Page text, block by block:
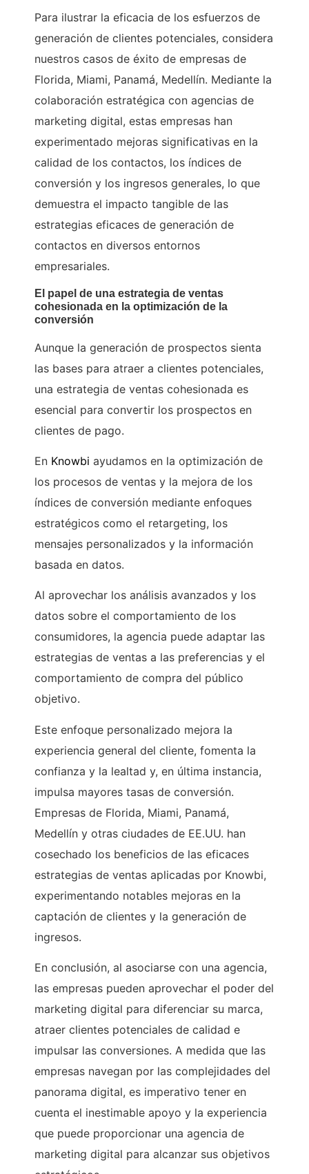
Para ilustrar la eficacia de los esfuerzos de
generación de clientes potenciales, considera
nuestros casos de éxito de empresas de
Florida, Miami, Panamá, Medellín. Mediante la
colaboración estratégica con agencias de
marketing digital, estas empresas han
experimentado mejoras significativas en la
calidad de los contactos, los índices de
conversión y los ingresos generales, lo que
demuestra el impacto tangible de las
estrategias eficaces de generación de
contactos en diversos entornos
empresariales.
El papel de una estrategia de ventas
cohesionada en la optimización de la
conversión
Aunque la generación de prospectos sienta
las bases para atraer a clientes potenciales,
una estrategia de ventas cohesionada es
esencial para convertir los prospectos en
clientes de pago.
En Knowbi ayudamos en la optimización de
los procesos de ventas y la mejora de los
índices de conversión mediante enfoques
estratégicos como el retargeting, los
mensajes personalizados y la información
basada en datos.
Al aprovechar los análisis avanzados y los
datos sobre el comportamiento de los
consumidores, la agencia puede adaptar las
estrategias de ventas a las preferencias y el
comportamiento de compra del público
objetivo.
Este enfoque personalizado mejora la
experiencia general del cliente, fomenta la
confianza y la lealtad y, en última instancia,
impulsa mayores tasas de conversión.
Empresas de Florida, Miami, Panamá,
Medellín y otras ciudades de EE.UU. han
cosechado los beneficios de las eficaces
estrategias de ventas aplicadas por Knowbi,
experimentando notables mejoras en la
captación de clientes y la generación de
ingresos.
En conclusión, al asociarse con una agencia,
las empresas pueden aprovechar el poder del
marketing digital para diferenciar su marca,
atraer clientes potenciales de calidad e
impulsar las conversiones. A medida que las
empresas navegan por las complejidades del
panorama digital, es imperativo tener en
cuenta el inestimable apoyo y la experiencia
que puede proporcionar una agencia de
marketing digital para alcanzar sus objetivos